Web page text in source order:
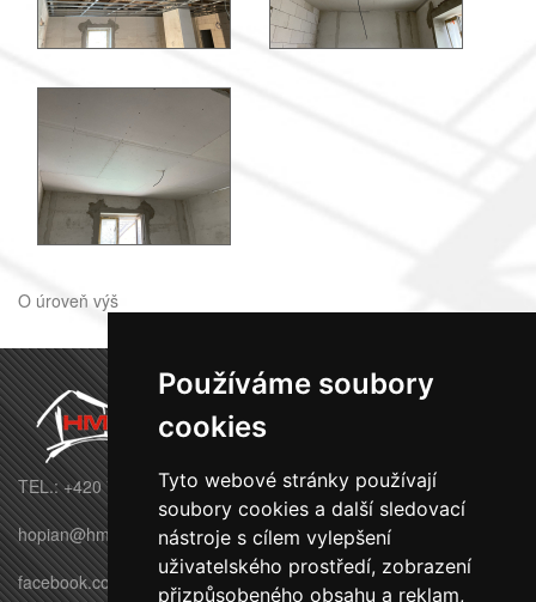
Používáme soubory
cookies
Tyto webové stránky používají
soubory cookies a další sledovací
nástroje s cílem vylepšení
uživatelského prostředí, zobrazení
přizpůsobeného obsahu a reklam,
O úroveň výš
TEL.: +420 770 695 569
hopian@hmbuilding.cz
facebook.com/HMbuildingstavby